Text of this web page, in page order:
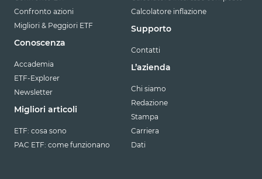
Confronto azioni
Migliori & Peggiori ETF
Conoscenza
Accademia
ETF-Explorer
Newsletter
Migliori articoli
ETF: cosa sono
PAC ETF: come funzionano
Calcolatore inflazione
Supporto
Contatti
L’azienda
Chi siamo
Redazione
Stampa
Carriera
Dati